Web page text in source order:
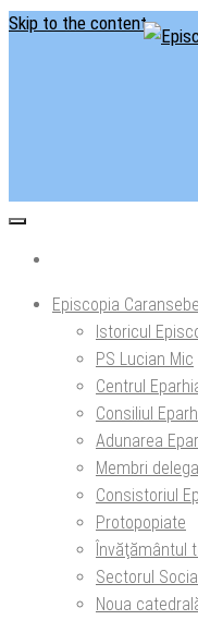
Skip to the content
Episcopia
Istoricul
PS Lucian Mic
Centrul
Consiliul
Adunarea
Membri
Consistoriul
Protopopiate
Învăţământul
Sectorul
Noua